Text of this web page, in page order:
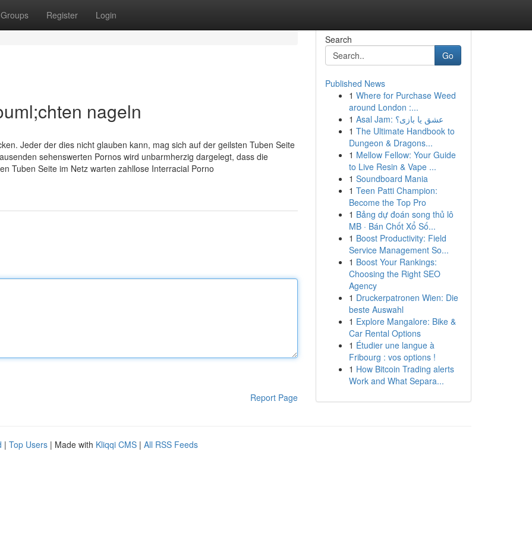
Groups Register Login
nageln
Jeder der dies nicht glauben kann, mag sich auf der geilsten Tuben Seite
sehenswerten Pornos wird unbarmherzig dargelegt, dass die
Tuben Seite im Netz warten zahllose Interracial Porno
Report Page
Search
Go
Published News
1 Where for Purchase Weed
around London :...
1
Asal Jam: عشق یا بازی؟
1 The Ultimate Handbook to
Dungeon & Dragons...
1 Mellow Fellow: Your Guide
to Live Resin & Vape ...
1 Soundboard Mania
1 Teen Patti Champion:
Become the Top Pro
1 Bảng dự đoán song thủ lô
MB · Bán Chốt Xổ Số...
1 Boost Productivity: Field
Service Management So...
1 Boost Your Rankings:
Choosing the Right SEO
Agency
1 Druckerpatronen Wien: Die
beste Auswahl
1 Explore Mangalore: Bike &
Car Rental Options
1 Étudier une langue à
Fribourg : vos options !
1 How Bitcoin Trading alerts
Work and What Separa...
| Top Users | Made with Kliqqi CMS | All RSS Feeds